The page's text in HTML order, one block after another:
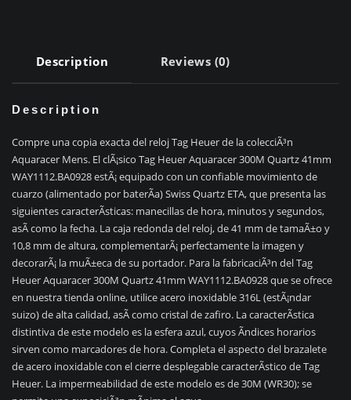
Description Reviews (0)
Description
Compre una copia exacta del reloj Tag Heuer de la colecciÃ³n
Aquaracer Mens. El clÃ¡sico Tag Heuer Aquaracer 300M Quartz 41mm
WAY1112.BA0928 estÃ¡ equipado con un confiable movimiento de
cuarzo (alimentado por baterÃ­a) Swiss Quartz ETA, que presenta las
siguientes caracterÃ­sticas: manecillas de hora, minutos y segundos,
asÃ­ como la fecha. La caja redonda del reloj, de 41 mm de tamaÃ±o y
10,8 mm de altura, complementarÃ¡ perfectamente la imagen y
decorarÃ¡ la muÃ±eca de su portador. Para la fabricaciÃ³n del Tag
Heuer Aquaracer 300M Quartz 41mm WAY1112.BA0928 que se ofrece
en nuestra tienda online, utilice acero inoxidable 316L (estÃ¡ndar
suizo) de alta calidad, asÃ­ como cristal de zafiro. La caracterÃ­stica
distintiva de este modelo es la esfera azul, cuyos Ã­ndices horarios
sirven como marcadores de hora. Completa el aspecto del brazalete
de acero inoxidable con el cierre desplegable caracterÃ­stico de Tag
Heuer. La impermeabilidad de este modelo es de 30M (WR30); se